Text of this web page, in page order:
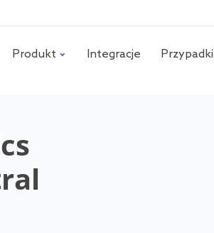
Produkt Integracje Przypadki